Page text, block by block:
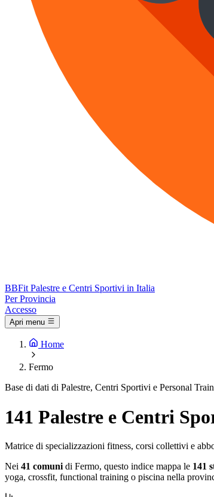
BBFit Palestre e Centri Sportivi in Italia
Per Provincia
Accesso
Apri menu
Home
Fermo
Base di dati di Palestre, Centri Sportivi e Personal
141 Palestre e Centri
Matrice di specializzazioni fitness, corsi collettivi e
Nei 41 comuni di Fermo, questo indice mappa le 141
yoga, crossfit, functional training o piscina nella